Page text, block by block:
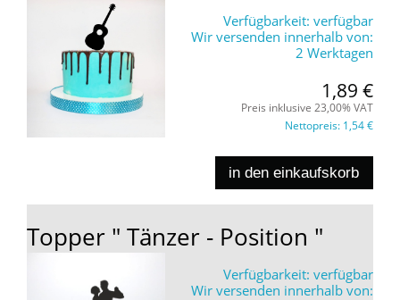
Verfügbarkeit: verfügbar
Wir versenden innerhalb von:
2 Werktagen
1,89 €
Preis inklusive 23,00% VAT
Nettopreis: 1,54 €
in den einkaufskorb
Topper " Tänzer - Position "
Verfügbarkeit: verfügbar
Wir versenden innerhalb von: